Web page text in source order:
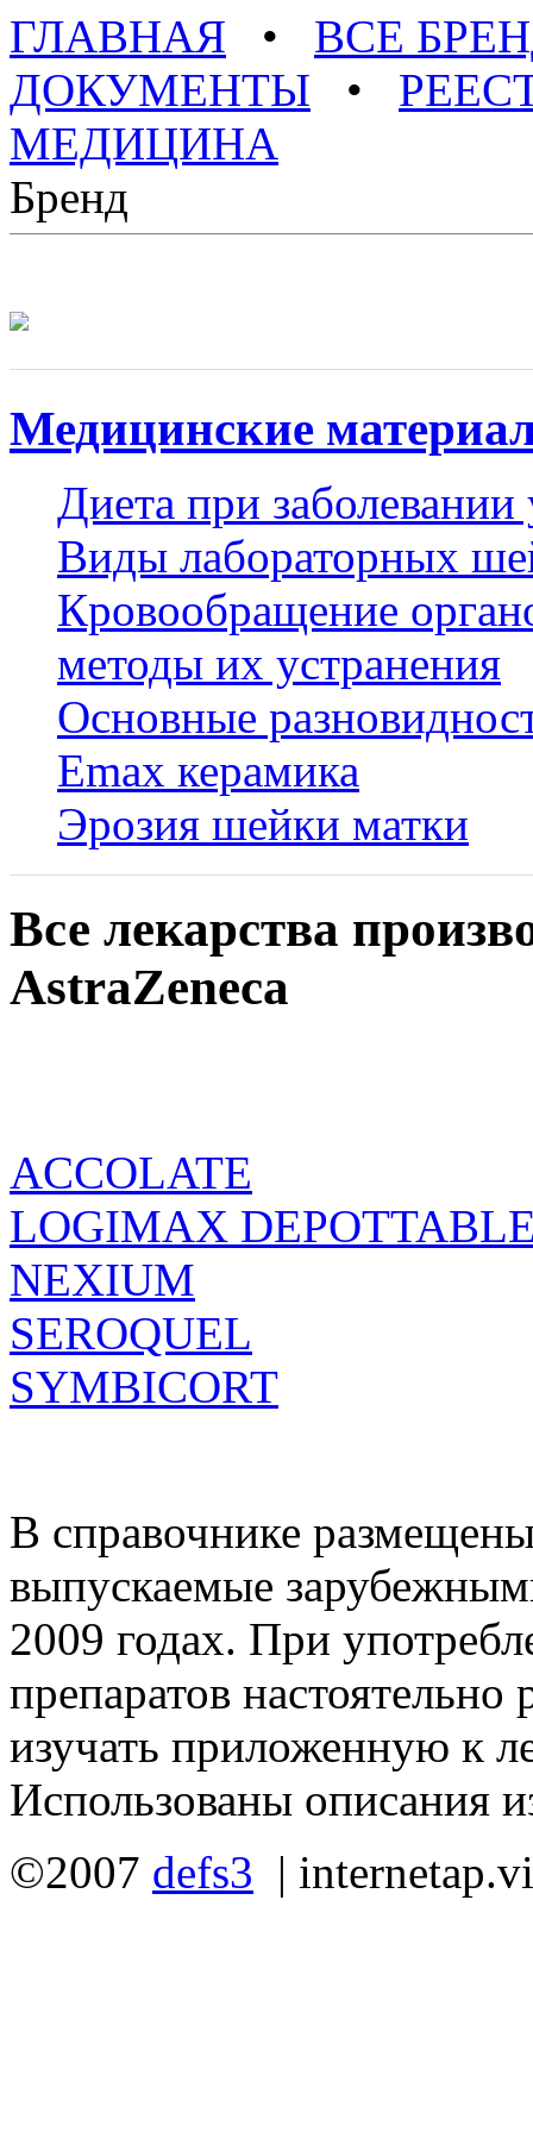
ГЛАВНАЯ • ВСЕ
ДОКУМЕНТЫ •
МЕДИЦИНА
Бренд
Медицинские
Диета при
Виды лабораторных
Кровообращение
методы их устранения
Основные
Emax керамика
Эрозия шейки матки
Все лекарства
AstraZeneca
ACCOLATE
LOGIМАХ
NEXIUM
SEROQUEL
SYMBICORT
В справочнике
выпускаемые
2009 годах. При
препаратов
изучать приложенную к
Использованы описания
©2007 defs3 |